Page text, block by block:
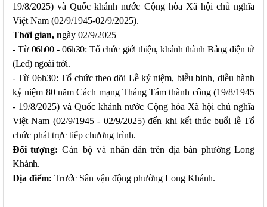
19/8/2025) và Quốc khánh nước Cộng hòa Xã hội chủ nghĩa
Việt Nam (02/9/1945-02/9/2025).
Thời gian, ngày 02/9/2025
- Từ 06h00 - 06h30: Tổ chức giới thiệu, khánh thành Bảng điện tử
(Led) ngoài trời.
- Từ 06h30: Tổ chức theo dõi Lễ kỷ niệm, biễu binh, diễu hành
kỷ niệm 80 năm Cách mạng Tháng Tám thành công (19/8/1945
- 19/8/2025) và Quốc khánh nước Cộng hòa Xã hội chủ nghĩa
Việt Nam (02/9/1945 - 02/9/2025) đến khi kết thúc buổi lễ Tổ
chức phát trực tiếp chương trình.
Đối tượng: Cán bộ và nhân dân trên địa bàn phường Long
Khánh.
Địa điểm: Trước Sân vận động phường Long Khánh.